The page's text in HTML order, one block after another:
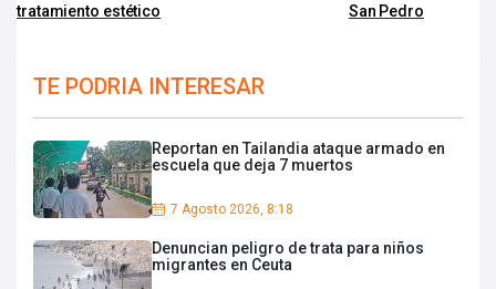
tratamiento estético
San Pedro
TE PODRIA INTERESAR
Reportan en Tailandia ataque armado en
escuela que deja 7 muertos
7 Agosto 2026, 8:18
Denuncian peligro de trata para niños
migrantes en Ceuta